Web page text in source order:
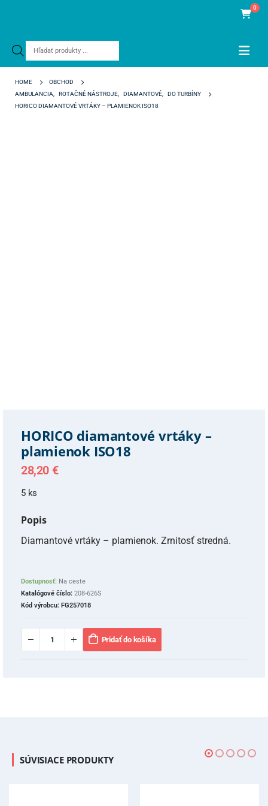
Products
0
HOME
OBCHOD
AMBULANCIA
ROTAČNÉ NÁSTROJE DIAMANTOVÉ
DO TURBÍNY
HORICO DIAMANTOVÉ VRTÁKY – PLAMIENOK ISO18
HORICO diamantové vrtáky –
plamienok ISO18
28,20 €
5 ks
Popis
Diamantové vrtáky – plamienok. Zrnitosť stredná.
Dostupnosť: Na ceste
Katalógové číslo: 208-626S
Kód výrobcu: FG257018
Pridať do košíka
SÚVISIACE PRODUKTY